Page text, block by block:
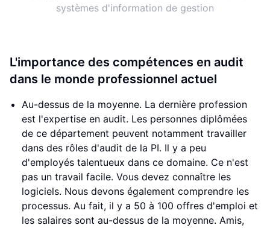
systèmes d'information de gestion
L'importance des compétences en audit
dans le monde professionnel actuel
Au-dessus de la moyenne. La dernière profession
est l'expertise en audit. Les personnes diplômées
de ce département peuvent notamment travailler
dans des rôles d'audit de la PI. Il y a peu
d'employés talentueux dans ce domaine. Ce n'est
pas un travail facile. Vous devez connaître les
logiciels. Nous devons également comprendre les
processus. Au fait, il y a 50 à 100 offres d'emploi et
les salaires sont au-dessus de la moyenne. Amis,